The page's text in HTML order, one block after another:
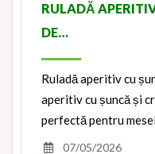
RULADĂ
DE…
Ruladă aperitiv cu
aperitiv cu șuncă și
perfectă pentru
07/05/2026